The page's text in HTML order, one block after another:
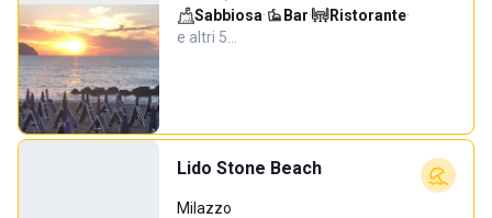
Sabbiosa· Bar· Ristorante·
e altri 5…
Lido Stone Beach
Milazzo